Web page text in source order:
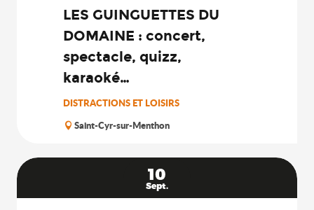
LES GUINGUETTES DU
DOMAINE : concert,
spectacle, quizz,
karaoké…
DISTRACTIONS ET LOISIRS
Saint-Cyr-sur-Menthon
10
Sept.